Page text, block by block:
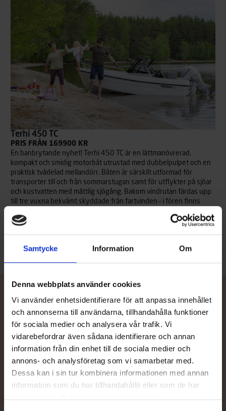
Samtycke Information Om
Denna webbplats använder cookies
Vi använder enhetsidentifierare för att anpassa innehållet
och annonserna till användarna, tillhandahålla funktioner
för sociala medier och analysera vår trafik. Vi
vidarebefordrar även sådana identifierare och annan
information från din enhet till de sociala medier och
annons- och analysföretag som vi samarbetar med.
Dessa kan i sin tur kombinera informationen med annan
information som du har tillhandahållit eller som de har
Terhi 450 TC
PRIS FRÅN 169900 KR
En banbrytande nyhet! Terhi 450 TC är en lättmanövrerad,
kompakt och smidig motorbåt utrustad med dubbelpulpet och en
praktisk tvådelad mellandörr. Båten är särskilt utformad för
transporter till och från sommarstugan samt för utflykter på sjöar
och kustvatten med måttlig sjögång. Bakom vindrutan färdas upp
till tre vuxna bekvämt skyddade från fartvinden – i fören finns
Läs mer
Kontakta återförsäljare
en offert av din närmaste TG-återförsäljare? Våra sakkunniga
återförsäljare hjälper dig mer än gärna.
Återförsäljare